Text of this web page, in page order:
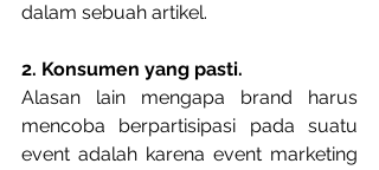
dalam sebuah artikel.
2. Konsumen yang pasti.
Alasan lain mengapa brand harus
mencoba berpartisipasi pada suatu
event adalah karena event marketing